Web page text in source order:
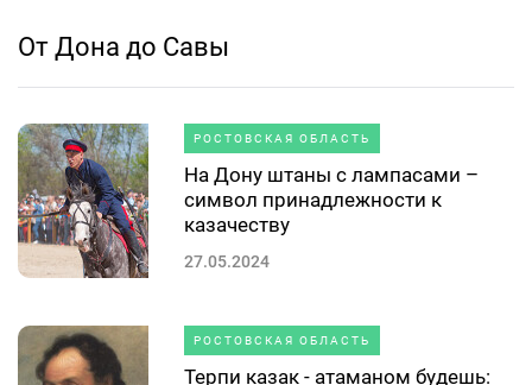
От Дона до Савы
РОСТОВСКАЯ ОБЛАСТЬ
На Дону штаны с лампасами –
символ принадлежности к
казачеству
27.05.2024
РОСТОВСКАЯ ОБЛАСТЬ
Терпи казак - атаманом будешь: